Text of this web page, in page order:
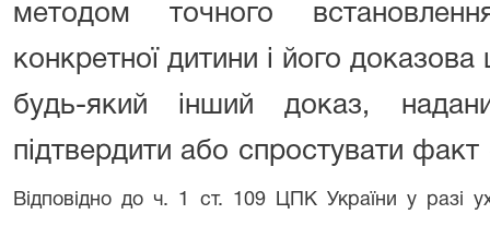
методом точного
конкретної дитини і його доказова
будь-який інший доказ,
підтвердити або спростувати
Відповідно до ч. 1 ст. 109 ЦПК України у разі